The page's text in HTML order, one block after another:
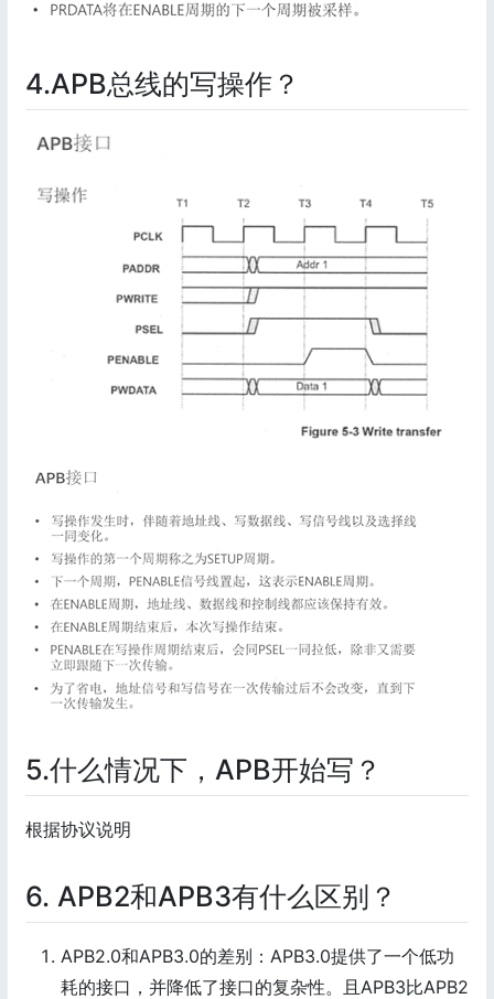
4.APB总线的写操作？
5.什么情况下，APB开始写？
根据协议说明
6. APB2和APB3有什么区别？
APB2.0和APB3.0的差别：APB3.0提供了一个低功
耗的接口，并降低了接口的复杂性。且APB3比APB2